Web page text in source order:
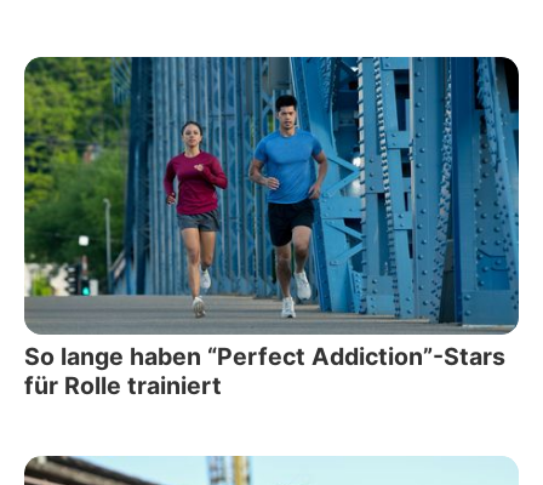
So lange haben “Perfect Addiction”-Stars
für Rolle trainiert